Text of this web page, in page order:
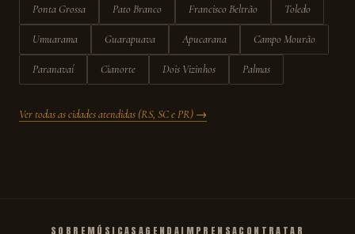
Ponta Grossa Pato Branco Francisco Beltrão Toledo
Umuarama Guarapuava Apucarana Campo Mourão
Paranavaí Cianorte Dois Vizinhos Palmas
Ver todas as cidades atendidas (RS, SC e PR) →
SOBRE MÚSICAS AGENDAIMPRENSACONTRATAR